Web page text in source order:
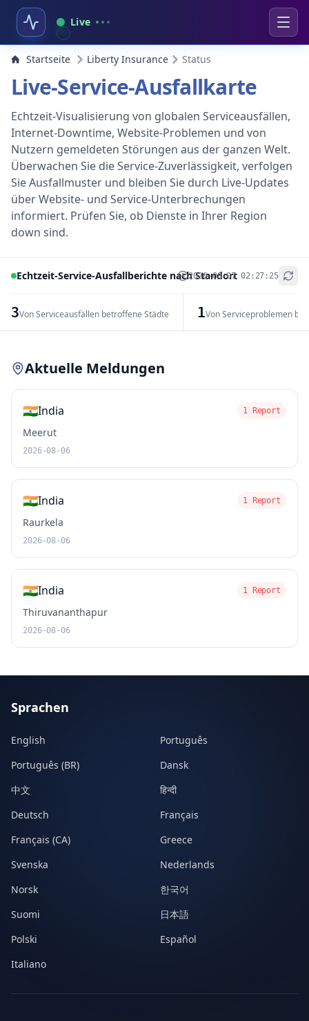
Live
Startseite Liberty Insurance Status
Live-Service-Ausfallkarte
Echtzeit-Visualisierung von globalen Serviceausfällen,
Internet-Downtime, Website-Problemen und von
Nutzern gemeldeten Störungen aus der ganzen Welt.
Überwachen Sie die Service-Zuverlässigkeit, verfolgen
Sie Ausfallmuster und bleiben Sie durch Live-Updates
über Website- und Service-Unterbrechungen
informiert. Prüfen Sie, ob Dienste in Ihrer Region
down sind.
Echtzeit-Service-Ausfallberichte nach Standort
2026-08-07 02:27:25
3Von Serviceausfällen betroffene Städte 1Von Serviceproblemen
+
Aktuelle Meldungen
🇮🇳India 1 Report
Meerut
2026-08-06
🇮🇳India 1 Report
Raurkela
2026-08-06
🇮🇳India 1 Report
Thiruvananthapur
2026-08-06
Sprachen
English
Português
Português (BR)
Dansk
中文
हिन्दी
Deutsch
Français
Français (CA)
Greece
Svenska
Nederlands
Norsk
한국어
Suomi
日本語
Polski
Español
Italiano